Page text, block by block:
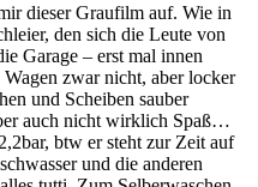
dieser Graufilm auf. Wie in
den sich die Leute von
Garage – erst mal innen
zwar nicht, aber locker
und Scheiben sauber
auch nicht wirklich Spaß…
btw er steht zur Zeit auf
und die anderen